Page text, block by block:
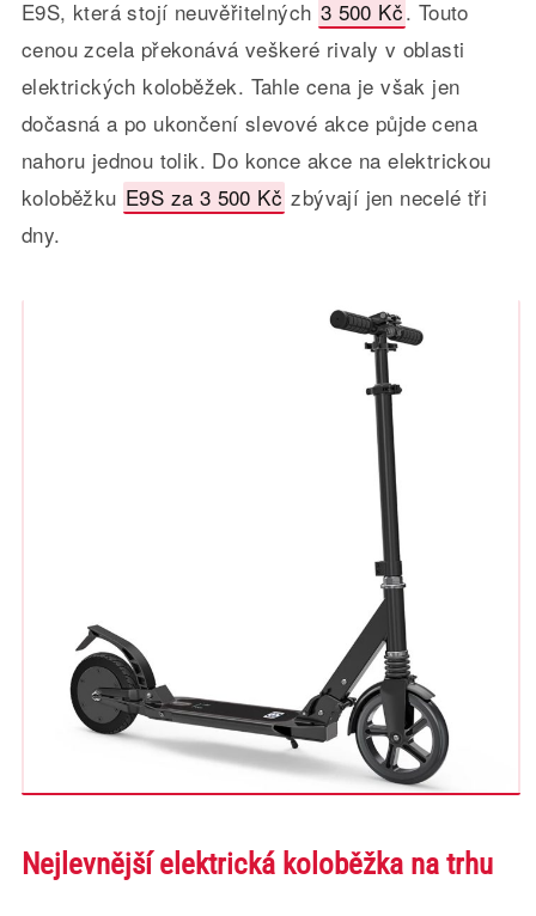
E9S, která stojí neuvěřitelných 3 500 Kč. Touto
cenou zcela překonává veškeré rivaly v oblasti
elektrických koloběžek. Tahle cena je však jen
dočasná a po ukončení slevové akce půjde cena
nahoru jednou tolik. Do konce akce na elektrickou
koloběžku E9S za 3 500 Kč zbývají jen necelé tři
dny.
Nejlevnější elektrická koloběžka na trhu